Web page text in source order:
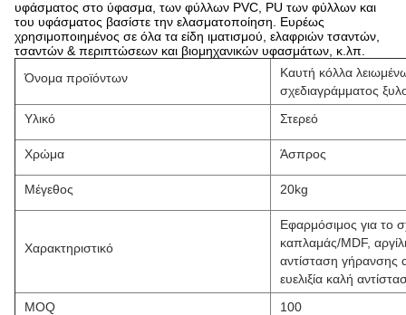
υφάσματος στο ύφασμα, των φύλλων PVC, PU των φύλλων και
του υφάσματος βασίστε την ελασματοποίηση. Ευρέως
χρησιμοποιημένος σε όλα τα είδη ιματισμού, ελαφριών τσαντών,
τσαντών & περιπτώσεων και βιομηχανικών υφασμάτων, κ.λπ.
Όνομα προϊόντων
Καυτή κόλλα
σχεδιαγράμματος
Υλικό
Στερεό
Χρώμα Άσπρος
Μέγεθος 20kg
Χαρακτηριστικό
Εφαρμόσιμος για το
καπλαμάς/MDF,
αντίσταση γήρανσης
ευελιξία καλή
MOQ
100